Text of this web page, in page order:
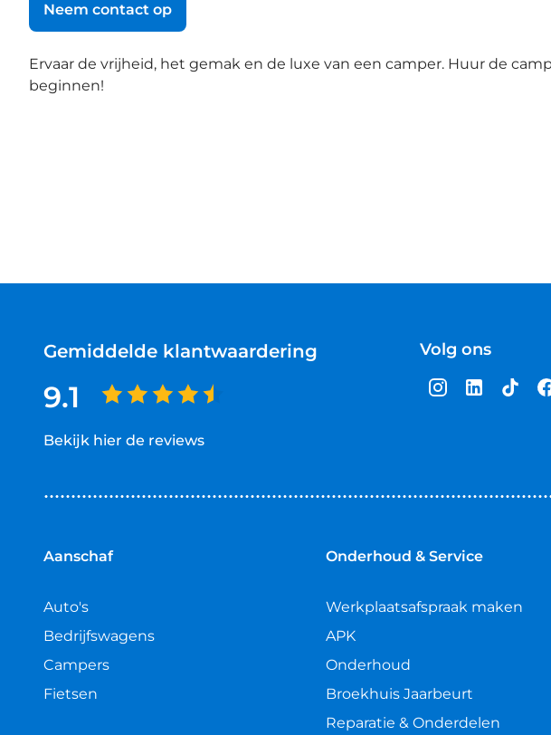
Neem contact op
Ervaar de vrijheid, het gemak en de luxe van een camper. Huur de
beginnen!
Gemiddelde klantwaardering
9.1
Bekijk hier de reviews
Volg ons
Aanschaf
Auto's
Bedrijfswagens
Campers
Fietsen
Onderhoud & Service
Werkplaatsafspraak maken
APK
Onderhoud
Broekhuis Jaarbeurt
Reparatie & Onderdelen